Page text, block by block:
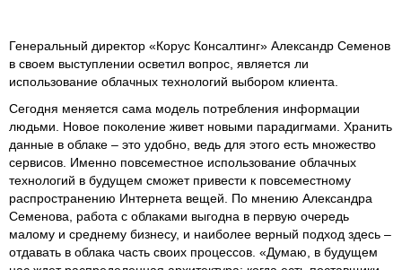
Генеральный директор «Корус Консалтинг» Александр Семенов
в своем выступлении осветил вопрос, является ли
использование облачных технологий выбором клиента.
Сегодня меняется сама модель потребления информации
людьми. Новое поколение живет новыми парадигмами. Хранить
данные в облаке – это удобно, ведь для этого есть множество
сервисов. Именно повсеместное использование облачных
технологий в будущем сможет привести к повсеместному
распространению Интернета вещей. По мнению Александра
Семенова, работа с облаками выгодна в первую очередь
малому и среднему бизнесу, и наиболее верный подход здесь –
отдавать в облака часть своих процессов. «Думаю, в будущем